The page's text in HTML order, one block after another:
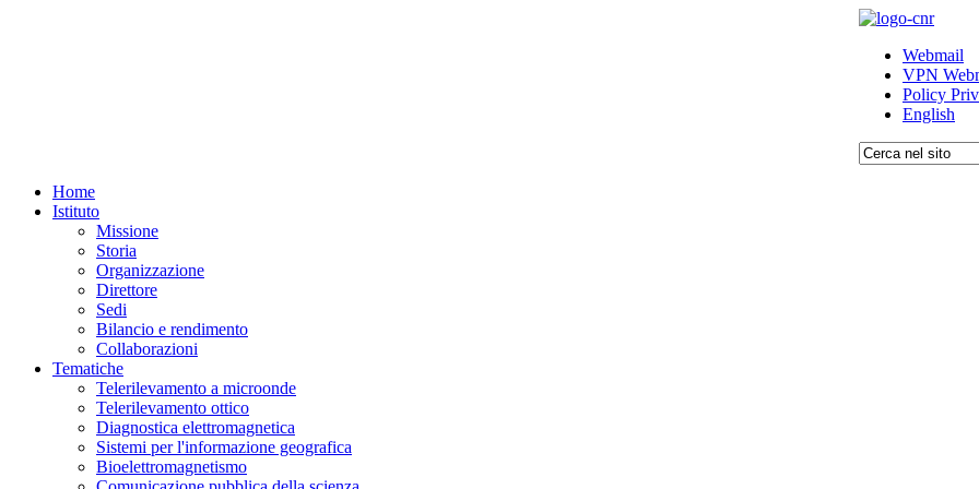
Webmail
VPN
Policy
English
Home
Istituto
Missione
Storia
Organizzazione
Direttore
Sedi
Bilancio e rendimento
Collaborazioni
Tematiche
Telerilevamento a microonde
Telerilevamento ottico
Diagnostica elettromagnetica
Sistemi per l'informazione geografica
Bioelettromagnetismo